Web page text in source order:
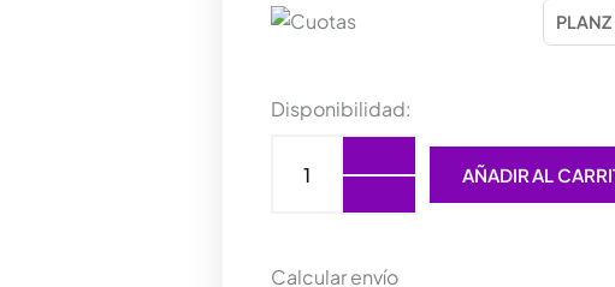
Disponibilidad:
MOTHER
Z890M
AÑADIR AL
Calcular envío